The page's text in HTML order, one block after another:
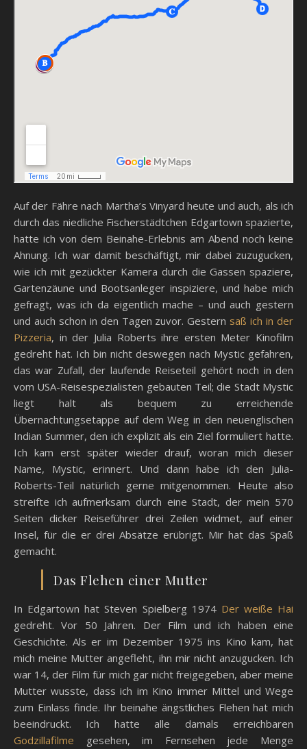
Auf der Fähre nach Martha’s Vinyard heute und auch, als ich
durch das niedliche Fischerstädtchen Edgartown spazierte,
hatte ich von dem Beinahe-Erlebnis am Abend noch keine
Ahnung. Ich war damit beschäftigt, mir dabei zuzugucken,
wie ich mit gezückter Kamera durch die Gassen spaziere,
Gartenzäune und Bootsanleger inspiziere, und habe mich
gefragt, was ich da eigentlich mache – und auch gestern
und auch schon in den Tagen zuvor. Gestern saß ich in der
Pizzeria, in der Julia Roberts ihre ersten Meter Kinofilm
gedreht hat. Ich bin nicht deswegen nach Mystic gefahren,
das war Zufall, der laufende Reiseteil gehört noch in den
vom USA-Reisespezialisten gebauten Teil; die Stadt Mystic
liegt halt als bequem zu erreichende
Übernachtungsetappe auf dem Weg in den neuenglischen
Indian Summer, den ich explizit als ein Ziel formuliert hatte.
Ich kam erst später wieder drauf, woran mich dieser
Name, Mystic, erinnert. Und dann habe ich den Julia-
Roberts-Teil natürlich gerne mitgenommen. Heute also
streifte ich aufmerksam durch eine Stadt, der mein 570
Seiten dicker Reiseführer drei Zeilen widmet, auf einer
Insel, für die er drei Absätze erübrigt. Mir hat das Spaß
gemacht.
Das Flehen einer Mutter
In Edgartown hat Steven Spielberg 1974 Der weiße Hai
gedreht. Vor 50 Jahren. Der Film und ich haben eine
Geschichte. Als er im Dezember 1975 ins Kino kam, hat
mich meine Mutter angefleht, ihn mir nicht anzugucken. Ich
war 14, der Film für mich gar nicht freigegeben, aber meine
Mutter wusste, dass ich im Kino immer Mittel und Wege
zum Einlass finde. Ihr beinahe ängstliches Flehen hat mich
beeindruckt. Ich hatte alle damals erreichbaren
Godzillafilme gesehen, im Fernsehen jede Menge